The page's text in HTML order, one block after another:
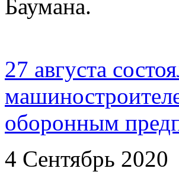
Баумана.
27 августа
оборонным
4 Сентябрь 2020